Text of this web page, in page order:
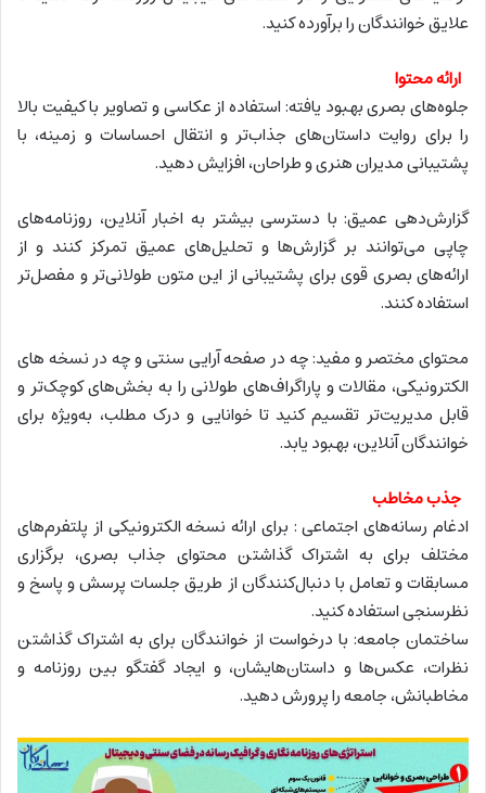
علایق خوانندگان را برآورده کنید.
ارائه محتوا
جلوه‌های بصری بهبود یافته: استفاده از عکاسی و تصاویر با کیفیت بالا
را برای روایت داستان‌های جذاب‌تر و انتقال احساسات و زمینه، با
پشتیبانی مدیران هنری و طراحان، افزایش دهید.
گزارش‌دهی عمیق: با دسترسی بیشتر به اخبار آنلاین، روزنامه‌های
چاپی می‌توانند بر گزارش‌ها و تحلیل‌های عمیق تمرکز کنند و از
ارائه‌های بصری قوی برای پشتیبانی از این متون طولانی‌تر و مفصل‌تر
استفاده کنند.
محتوای مختصر و مفید: چه در صفحه آرایی سنتی و چه در نسخه های
الکترونیکی، مقالات و پاراگراف‌های طولانی را به بخش‌های کوچک‌تر و
قابل مدیریت‌تر تقسیم کنید تا خوانایی و درک مطلب، به‌ویژه برای
خوانندگان آنلاین، بهبود یابد.
جذب مخاطب
ادغام رسانه‌های اجتماعی : برای ارائه نسخه الکترونیکی از پلتفرم‌های
مختلف برای به اشتراک گذاشتن محتوای جذاب بصری، برگزاری
مسابقات و تعامل با دنبال‌کنندگان از طریق جلسات پرسش و پاسخ و
نظرسنجی استفاده کنید.
ساختمان جامعه: با درخواست از خوانندگان برای به اشتراک گذاشتن
نظرات، عکس‌ها و داستان‌هایشان، و ایجاد گفتگو بین روزنامه و
مخاطبانش، جامعه را پرورش دهید.